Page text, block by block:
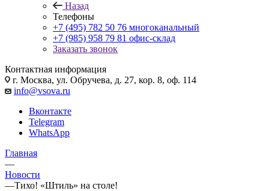
Назад
Телефоны
+7 (495) 782 50 76 многоканальный
+7 (985) 958 79 81 офис-склад
Заказать звонок
Контактная информация
г. Москва, ул. Обручева, д. 27, кор. 8, оф. 114
info@vsova.ru
Вконтакте
Telegram
WhatsApp
Главная
—
Новости
—Тихо! «Штиль» на столе!